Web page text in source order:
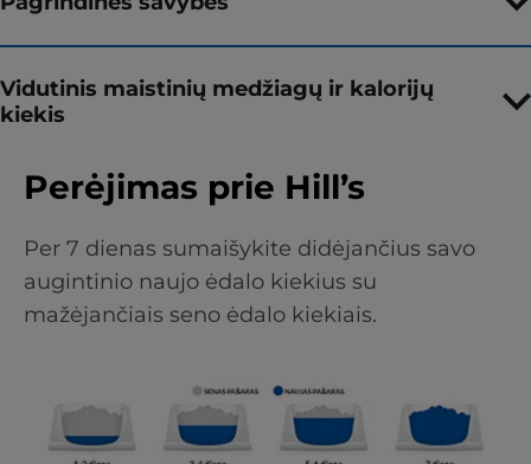
Vidutinis maistinių medžiagų ir kalorijų
kiekis
Perėjimas prie Hill’s
Per 7 dienas sumaišykite didėjančius savo
augintinio naujo ėdalo kiekius su
mažėjančiais seno ėdalo kiekiais.